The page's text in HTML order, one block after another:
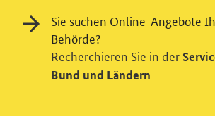
Einwilligung in Tracking
Videodienst
Wir bitten Sie an dieser Stelle um
verschiedene Zusatzdienste unserer
Sie suchen Online-Angebote
Behörde?
Recherchieren Sie in der
Bund und Ländern